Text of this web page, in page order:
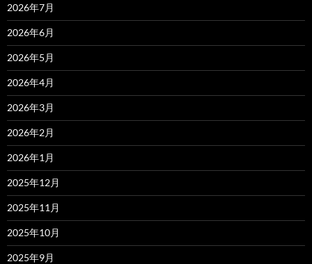
2026年7月
2026年6月
2026年5月
2026年4月
2026年3月
2026年2月
2026年1月
2025年12月
2025年11月
2025年10月
2025年9月